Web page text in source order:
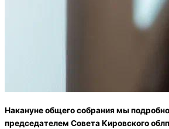
Накануне общего собрания мы
председателем Совета Кировского